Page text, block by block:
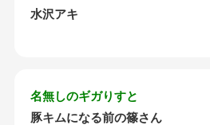
水沢アキ
名無しのギガりすと
豚キムになる前の篠さん